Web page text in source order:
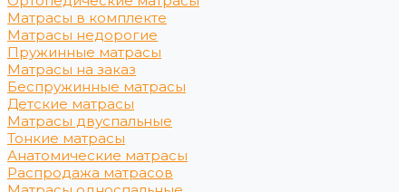
Матрасы в комплекте
Матрасы недорогие
Пружинные матрасы
Матрасы на заказ
Беспружинные матрасы
Детские матрасы
Матрасы двуспальные
Тонкие матрасы
Анатомические матрасы
Распродажа матрасов